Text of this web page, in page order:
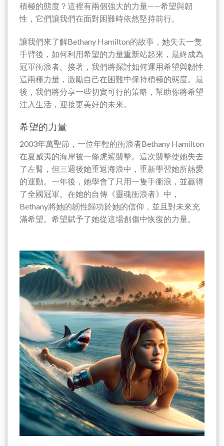
積極的態度？這裡有兩個強大的力量——希望與韌
性，它們讓我們在面對困難時依然堅持前行。
讓我們來了解Bethany Hamilton的故事，她失去一隻
手臂後，如何利用希望的力量重新站起來，最終成為
冠軍衝浪者。接著，我們將探討如何運用希望與韌性
這兩種力量，激勵自己在困難中保持積極的態度。最
後，我們將分享一些切實可行的策略，幫助你將希望
注入生活，迎接更美好的未來。
希望的力量
2003年萬聖節，一位年輕的衝浪者Bethany Hamilton
在夏威夷的海岸被一條虎鯊襲擊。這次襲擊使她失去
了左臂，但三週後她重返海浪中，重新學習她所熱愛
的運動。一年後，她學會了只用一隻手衝浪，並贏得
了全國冠軍。在她的自傳《靈魂衝浪者》中，
Bethany將她的韌性歸功於她的信仰，並且對未來充
滿希望。希望賦予了她從這場創傷中恢復的力量。